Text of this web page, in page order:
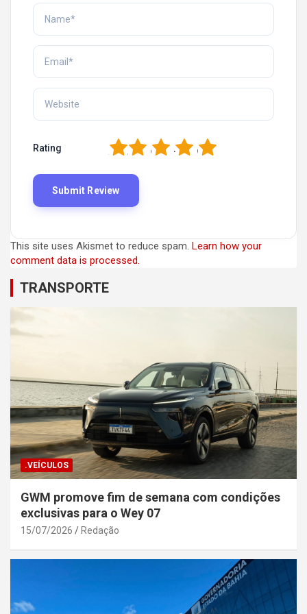
Rating 5
4
3
2
This site uses Akismet to reduce spam. Learn how your
comment data is processed.
TRANSPORTE
.VEÍCULOS
GWM promove fim de semana com condições
exclusivas para o Wey 07
15/07/2026 Redação